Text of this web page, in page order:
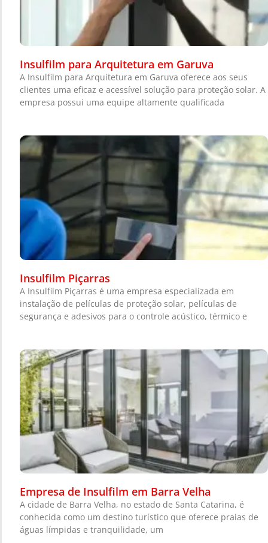
Insulfilm para Arquitetura em Garuva
A Insulfilm para Arquitetura em Garuva oferece aos seus
clientes uma eficaz e acessível solução para proteção solar. A
empresa possui uma equipe altamente qualificada
Insulfilm Piçarras
A Insulfilm Piçarras é uma empresa especializada em
instalação de películas de proteção solar, películas de
segurança e adesivos para o controle acústico, térmico e
Empresa de Insulfilm em Barra Velha
A cidade de Barra Velha, no estado de Santa Catarina, é
conhecida como um destino turístico que oferece praias de
águas límpidas e tranquilidade, um